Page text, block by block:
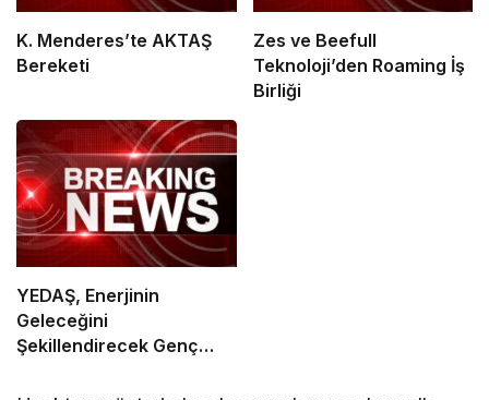
K. Menderes’te AKTAŞ
Bereketi
Zes ve Beefull
Teknoloji’den Roaming İş
Birliği
YEDAŞ, Enerjinin
Geleceğini
Şekillendirecek Genç